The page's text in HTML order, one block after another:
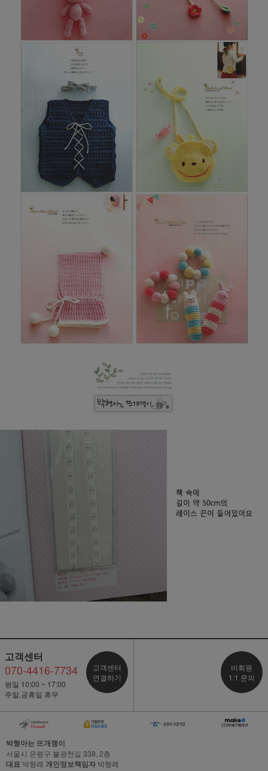
고객센터
070-4416-7734
평일 10:00 ~ 17:00
주말,공휴일 휴무
고객센터
연결하기
비회원
1:1 문의
박형아는 뜨개쟁이
서울시 은평구 불광천길 338, 2층
대표 박형례 개인정보책임자 박형례